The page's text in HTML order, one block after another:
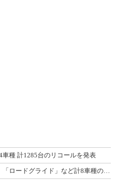
車種 計1285台のリコールを発表
【ハーレー】「スポーツスターS」「ロードグライド」など計8車種のリコールを発表